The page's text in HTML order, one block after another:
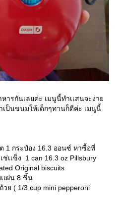
ารกันเลยค่ะ เมนูนี้ทำเเสนจะง่าย
เป็นขนมให้เด็กๆทานก็ดีค่ะ เมนูนี้
1 กระป๋อง 16.3 ออนซ์ หาซื้อที่
ช่เเข็ง 1 can 16.3 oz Pillsbury
Original biscuits
เผ่น 8 ชิ้น
ย ( 1/3 cup mini pepperoni